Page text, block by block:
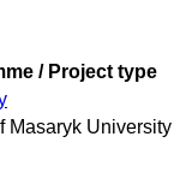
/ Project type
Masaryk University